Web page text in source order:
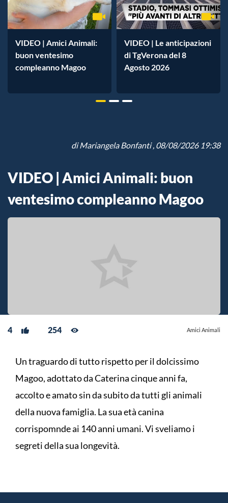
VIDEO | Amici Animali:
buon ventesimo
compleanno Magoo
VIDEO | Le anticipazioni
di TgVerona del 8
Agosto 2026
diMariangela Bonfanti, 08/08/2026 19:38
VIDEO | Amici Animali: buon
ventesimo compleanno Magoo
4 254 Amici Animali
Un traguardo di tutto rispetto per il dolcissimo
Magoo, adottato da Caterina cinque anni fa,
accolto e amato sin da subito da tutti gli animali
della nuova famiglia. La sua età canina
corrispomnde ai 140 anni umani. Vi sveliamo i
segreti della sua longevità.